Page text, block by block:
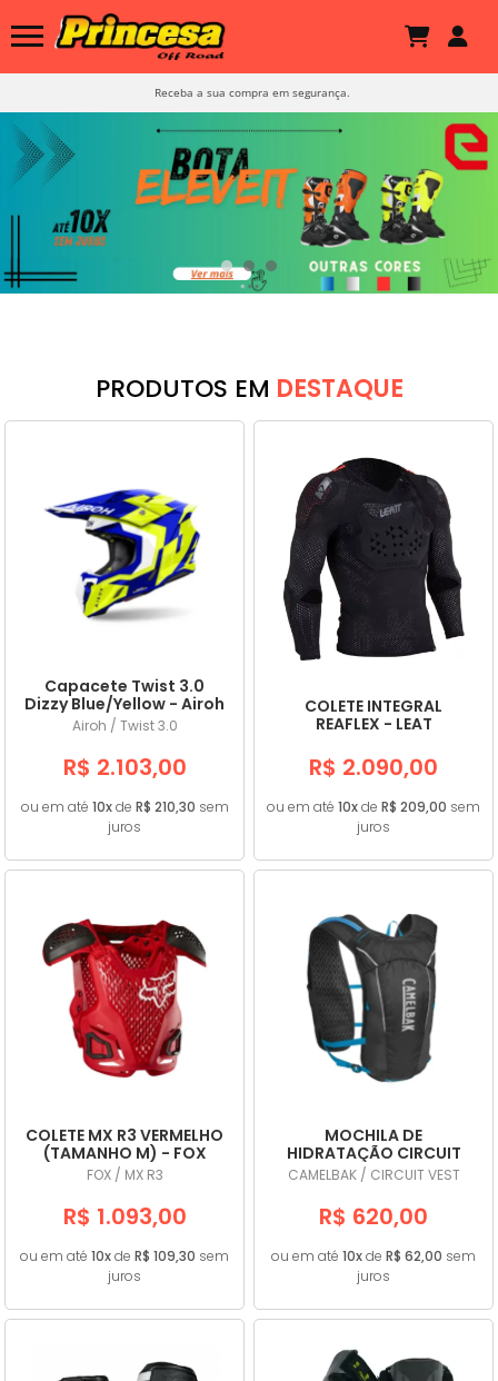
Receba a sua compra em segurança.
PRODUTOS EM DESTAQUE
Capacete Twist 3.0
Dizzy Blue/Yellow - Airoh
Airoh / Twist 3.0
R$ 2.103,00
ou em até 10xde R$ 210,30 sem
juros
COLETE INTEGRAL
REAFLEX - LEAT
R$ 2.090,00
ou em até 10xde R$ 209,00 sem
juros
COLETE MX R3 VERMELHO
(TAMANHO M) - FOX
FOX / MX R3
R$ 1.093,00
ou em até 10xde R$ 109,30 sem
juros
MOCHILA DE
HIDRATAÇÃO CIRCUIT
VEST PRETA/AZUL -
CAMELBAK
CAMELBAK / CIRCUIT VEST
R$ 620,00
ou em até 10xde R$ 62,00 sem
juros